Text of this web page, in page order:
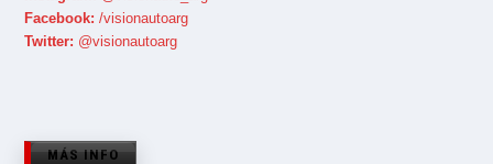
Facebook: /visionautoarg
Twitter: @visionautoarg
MÁS INFO